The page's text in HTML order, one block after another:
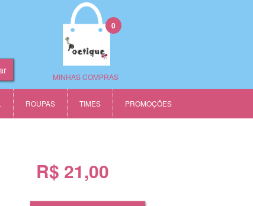
MINHAS COMPRAS
0
ROUPAS TIMES PROMOÇÕES
R$ 21,00